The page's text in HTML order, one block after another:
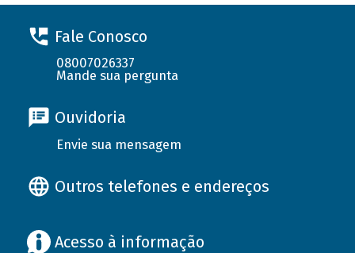
Fale Conosco
08007026337
Mande sua pergunta
Ouvidoria
Envie sua mensagem
Outros telefones e endereços
Acesso à informação